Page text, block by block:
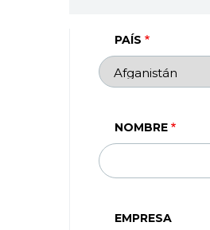
PAÍS
NOMBRE
EMPRESA